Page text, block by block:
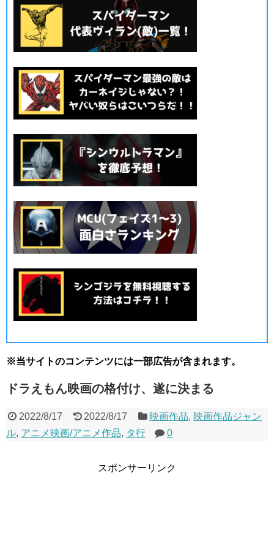
※当サイトのコンテンツには一部広告が含まれます。
ドラえもん映画の格付け、遂に決まる
2022/8/17 2022/8/17 映画作品, 映画作品ジャン
ル, アニメ映画/アニメ作品, タ行 0
スポンサーリンク